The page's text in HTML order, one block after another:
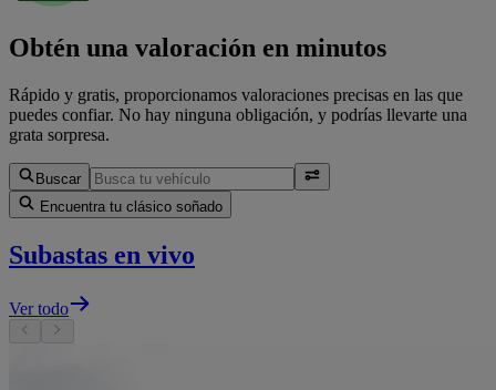
Obtén una valoración en minutos
Rápido y gratis, proporcionamos valoraciones precisas en las que
puedes confiar. No hay ninguna obligación, y podrías llevarte una
grata sorpresa.
Buscar
Encuentra tu clásico soñado
Subastas en vivo
Ver todo